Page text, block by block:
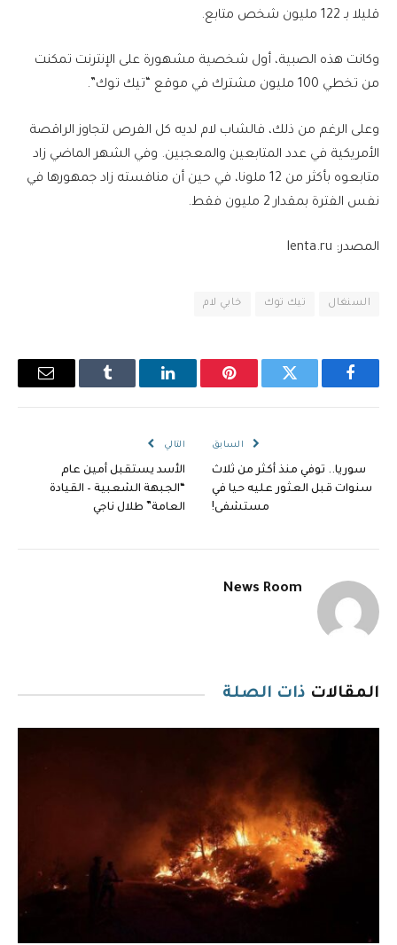
قليلا بـ 122 مليون شخص متابع.
وكانت هذه الصبية، أول شخصية مشهورة على الإنترنت تمكنت
من تخطي 100 مليون مشترك في موقع “تيك توك”.
وعلى الرغم من ذلك، فالشاب لام لديه كل الفرص لتجاوز الراقصة
الأمريكية في عدد المتابعين والمعجبين. وفي الشهر الماضي زاد
متابعوه بأكثر من 12 ملونا، في حين أن منافسته زاد جمهورها في
نفس الفترة بمقدار 2 مليون فقط.
المصدر: lenta.ru
السنغال تيك توك خابي لام
فيسبوك تويتر بينتيريستلينكدإن Tumblr
البريد
السابق
سوريا.. توفي منذ أكثر من ثلاث
سنوات قبل العثور عليه حيا في
مستشفى!
التالي
الأسد يستقبل أمين عام
“الجبهة الشعبية – القيادة
العامة” طلال ناجي
News Room
المقالات ذات الصلة